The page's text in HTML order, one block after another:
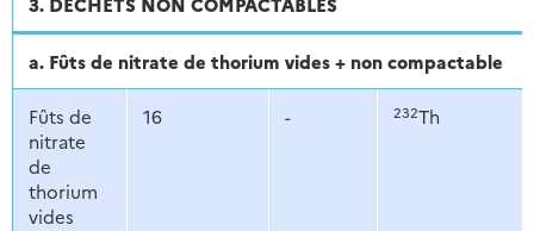
a. Fûts de nitrate de thorium vides + non compactable
Fûts de
nitrate
de
thorium
vides
16 - 232Th